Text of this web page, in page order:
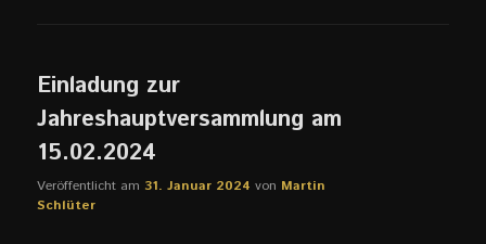
Einladung zur
Jahreshauptversammlung am
15.02.2024
Veröffentlicht am 31. Januar 2024 von Martin
Schlüter